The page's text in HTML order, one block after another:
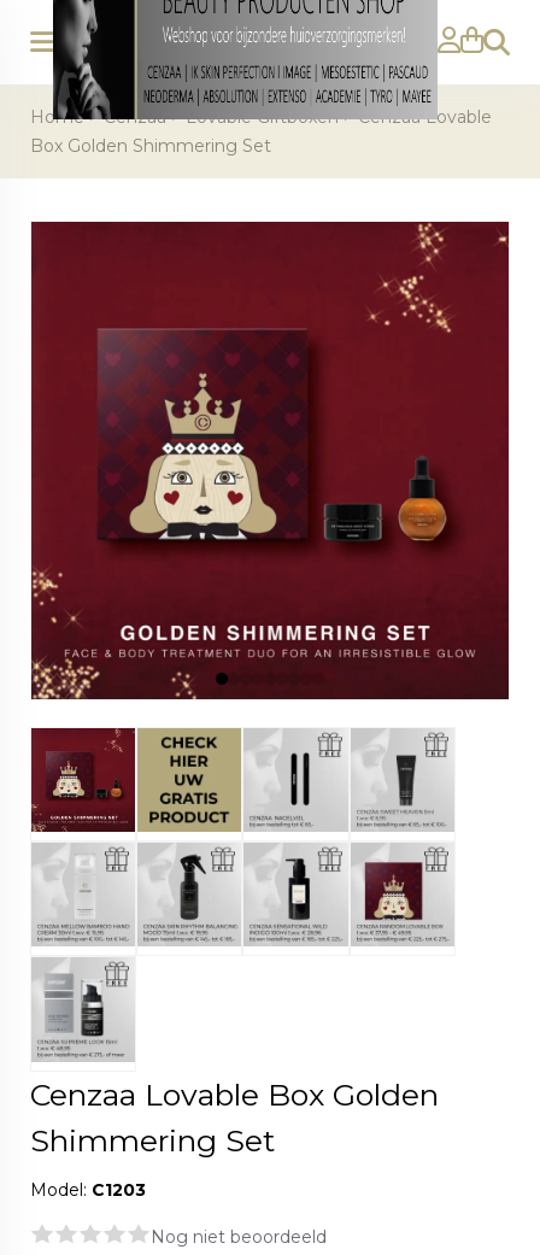
Home>Cenzaa>Lovable Giftboxen>Cenzaa Lovable
Box Golden Shimmering Set
Cenzaa Lovable Box Golden
Shimmering Set
Model: C1203
Nog niet beoordeeld